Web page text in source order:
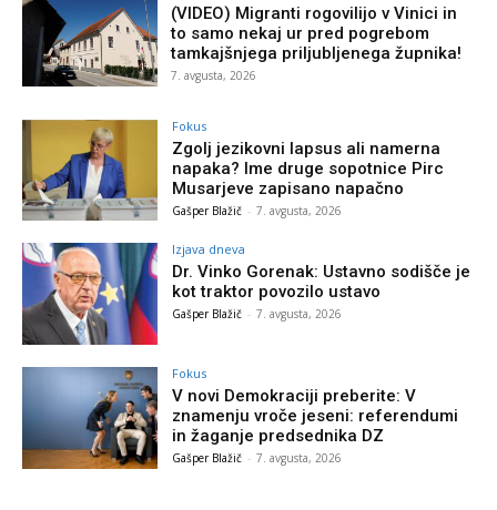
(VIDEO) Migranti rogovilijo v Vinici in
to samo nekaj ur pred pogrebom
tamkajšnjega priljubljenega župnika!
7. avgusta, 2026
Fokus
Zgolj jezikovni lapsus ali namerna
napaka? Ime druge sopotnice Pirc
Musarjeve zapisano napačno
Gašper Blažič - 7. avgusta, 2026
Izjava dneva
Dr. Vinko Gorenak: Ustavno sodišče je
kot traktor povozilo ustavo
Gašper Blažič - 7. avgusta, 2026
Fokus
V novi Demokraciji preberite: V
znamenju vroče jeseni: referendumi
in žaganje predsednika DZ
Gašper Blažič - 7. avgusta, 2026